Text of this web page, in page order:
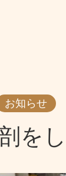
お知らせ
を